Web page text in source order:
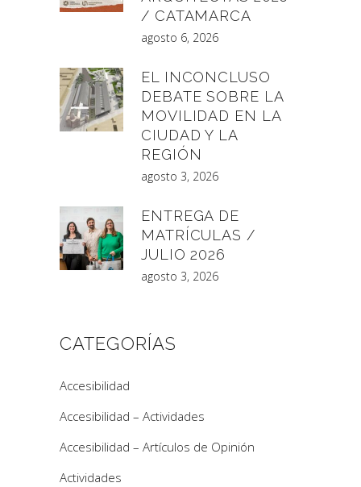
/ CATAMARCA
agosto 6, 2026
EL INCONCLUSO
DEBATE SOBRE LA
MOVILIDAD EN LA
CIUDAD Y LA
REGIÓN
agosto 3, 2026
ENTREGA DE
MATRÍCULAS /
JULIO 2026
agosto 3, 2026
CATEGORÍAS
Accesibilidad
Accesibilidad – Actividades
Accesibilidad – Artículos de Opinión
Actividades